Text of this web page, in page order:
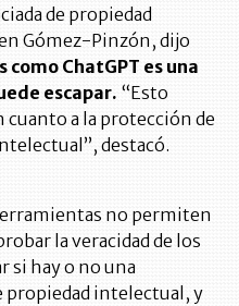
de propiedad
Gómez-Pinzón, dijo
ChatGPT es una
escapar. “Esto
cuanto a la protección de
destacó.
no permiten
la veracidad de los
si hay o no una
propiedad intelectual, y